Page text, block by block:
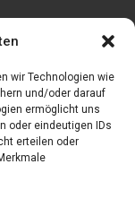
wir Technologien wie
und/oder darauf
ermöglicht uns
oder eindeutigen IDs
erteilen oder